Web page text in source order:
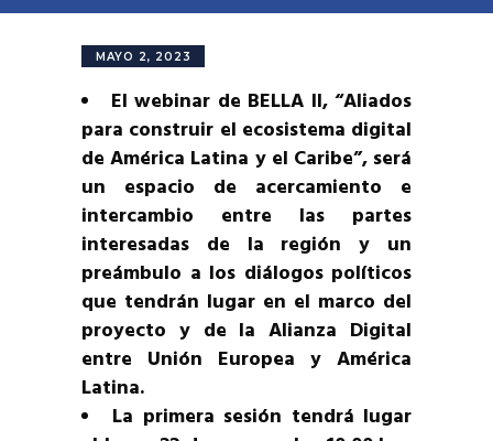
MAYO 2, 2023
El webinar de BELLA II, “Aliados
para construir el ecosistema digital
de América Latina y el Caribe”, será
un espacio de acercamiento e
intercambio entre las partes
interesadas de la región y un
preámbulo a los diálogos políticos
que tendrán lugar en el marco del
proyecto y de la Alianza Digital
entre Unión Europea y América
Latina.
La primera sesión tendrá lugar